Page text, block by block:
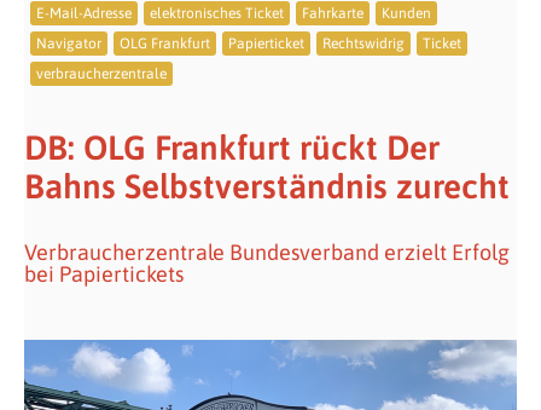
E-Mail-Adresse
elektronisches Ticket Fahrkarte
Kunden
Navigator
OLG Frankfurt Papierticket Rechtswidrig
Ticket
verbraucherzentrale
DB: OLG Frankfurt rückt Der
Bahns Selbstverständnis zurecht
Verbraucherzentrale Bundesverband erzielt Erfolg
bei Papiertickets